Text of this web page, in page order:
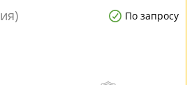
По запросу